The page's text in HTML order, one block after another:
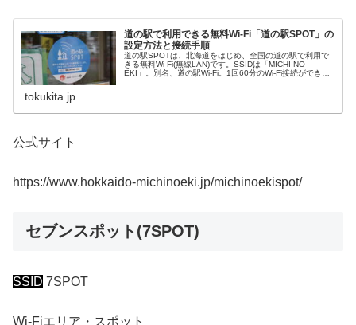
道の駅で利用できる無料Wi-Fi「道の駅SPOT」の
設定方法と接続手順
道の駅SPOTは、北海道をはじめ、全国の道の駅で利用で
きる無料Wi-Fi(無線LAN)です。SSIDは「MICHI-NO-
EKI」。別名、道の駅Wi-Fi。1回60分のWi-Fi接続ができ、
tokukita.jp
公式サイト
https://www.hokkaido-michinoeki.jp/michinoekispot/
セブンスポット(7SPOT)
SSID 7SPOT
Wi-Fiエリア・スポット